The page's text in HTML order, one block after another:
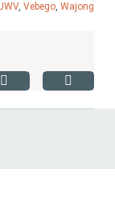
, Vebego, Wajong